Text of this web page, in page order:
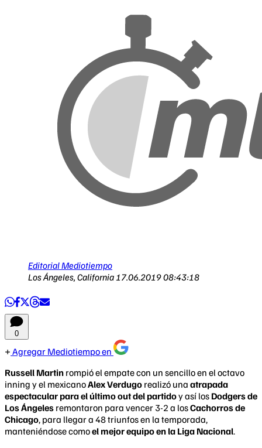
Editorial Mediotiempo
Los Ángeles, California 17.06.2019 08:43:18
0
Agregar Mediotiempo en
Russell Martin rompió el empate con un sencillo en el octavo
inning y el mexicanoAlex Verdugo realizó una atrapada
espectacular para el último out del partidoy así los Dodgers de
Los Ángeles remontaron para vencer 3-2 a losCachorros de
Chicago, para llegar a 48 triunfos en la temporada,
manteniéndose comoel mejor equipo en la Liga Nacional.